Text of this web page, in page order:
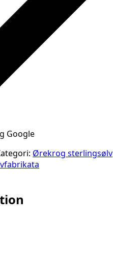
Google
Ørekrog sterlingsølv